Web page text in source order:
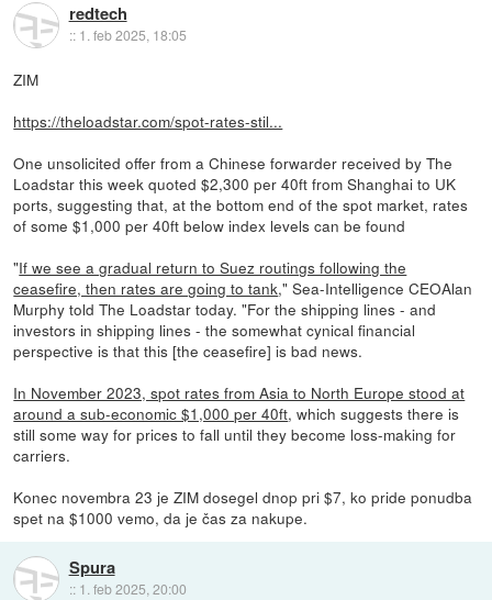
redtech
:: 1. feb 2025, 18:05
ZIM
https://theloadstar.com/spot-rates-stil...
One unsolicited offer from a Chinese forwarder received by The
Loadstar this week quoted $2,300 per 40ft from Shanghai to UK
ports, suggesting that, at the bottom end of the spot market, rates
of some $1,000 per 40ft below index levels can be found
"If we see a gradual return to Suez routings following the
ceasefire, then rates are going to tank," Sea-Intelligence CEOAlan
Murphy told The Loadstar today. "For the shipping lines - and
investors in shipping lines - the somewhat cynical financial
perspective is that this [the ceasefire] is bad news.
In November 2023, spot rates from Asia to North Europe stood at
around a sub-economic $1,000 per 40ft, which suggests there is
still some way for prices to fall until they become loss-making for
carriers.
Konec novembra 23 je ZIM dosegel dnop pri $7, ko pride ponudba
spet na $1000 vemo, da je čas za nakupe.
Spura
:: 1. feb 2025, 20:00